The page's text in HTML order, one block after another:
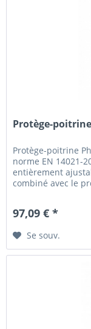
Protège-
Protège-poitrine
norme EN 14021-
entièrement
combiné avec le
97,09 € *
Se souv.